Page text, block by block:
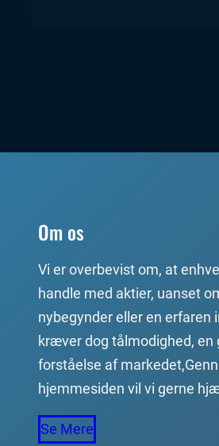
Om os
Vi er overbevist om, at
handle med aktier, uanset
nybegynder eller en erfaren
kræver dog tålmodighed, en
forståelse af
hjemmesiden vil vi gerne
Se Mere